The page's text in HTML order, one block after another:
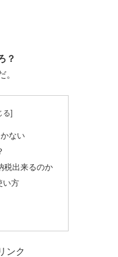
？
。
ない
税出来るのか
い方
ンク